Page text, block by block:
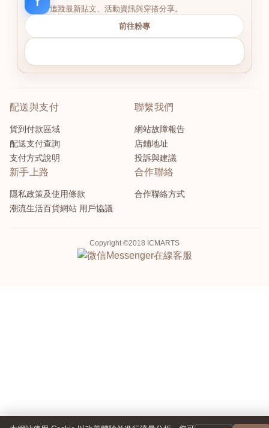
追蹤最新貼文、活動資訊與穿搭分享。
前往粉專
配送與支付
貨到付款區域
配送支付查詢
支付方式說明
聯繫我們
網站故障報告
店鋪地址
投訴與建議
新手上路
隱私政策及使用條款
潮流生活百貨網站 用戶協議
合作聯絡
合作聯絡方式
Copyright ©2018 ICMARTS
Messenger在線客服